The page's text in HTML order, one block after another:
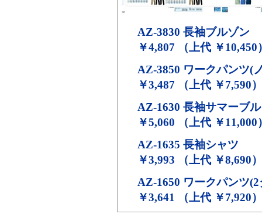
AZ-3830 長袖ブルゾン
￥4,807 （上代 ￥10,450
AZ-3850 ワークパンツ(
￥3,487 （上代 ￥7,590）
AZ-1630 長袖サマーブ
￥5,060 （上代 ￥11,000
AZ-1635 長袖シャツ
￥3,993 （上代 ￥8,690）
AZ-1650 ワークパンツ
￥3,641 （上代 ￥7,920）